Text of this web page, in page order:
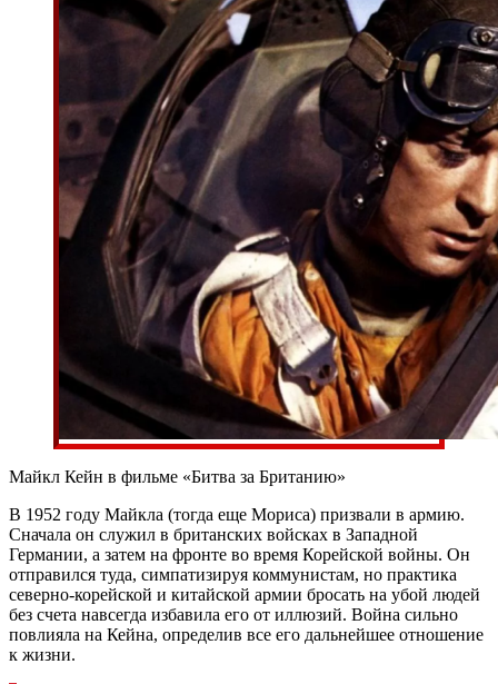
Майкл Кейн в фильме «Битва за Британию»
В 1952 году Майкла (тогда еще Мориса) призвали в армию.
Сначала он служил в британских войсках в Западной
Германии, а затем на фронте во время Корейской войны. Он
отправился туда, симпатизируя коммунистам, но практика
северно-корейской и китайской армии бросать на убой людей
без счета навсегда избавила его от иллюзий. Война сильно
повлияла на Кейна, определив все его дальнейшее отношение
к жизни.